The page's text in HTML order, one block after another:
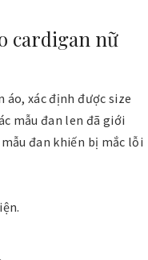
cardigan nữ
áo, xác định được size
mẫu đan len đã giới
đan khiến bị mắc lỗi